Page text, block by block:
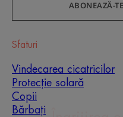
ABONEAZĂ-
Sfaturi
Vindecarea cicatricilor
Protecție solară
Copii
Bărbați